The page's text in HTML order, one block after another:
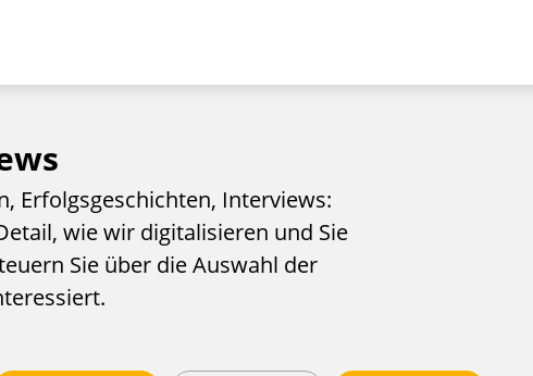
Erfolgsgeschichten, Interviews:
wie wir digitalisieren und Sie
Sie über die Auswahl der